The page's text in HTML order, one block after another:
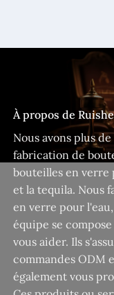
À propos de
Nous avons plus
fabrication de
bouteilles en verre
et la tequila. Nous
en verre pour
équipe se
vous aider. Ils
commandes ODM
également vous